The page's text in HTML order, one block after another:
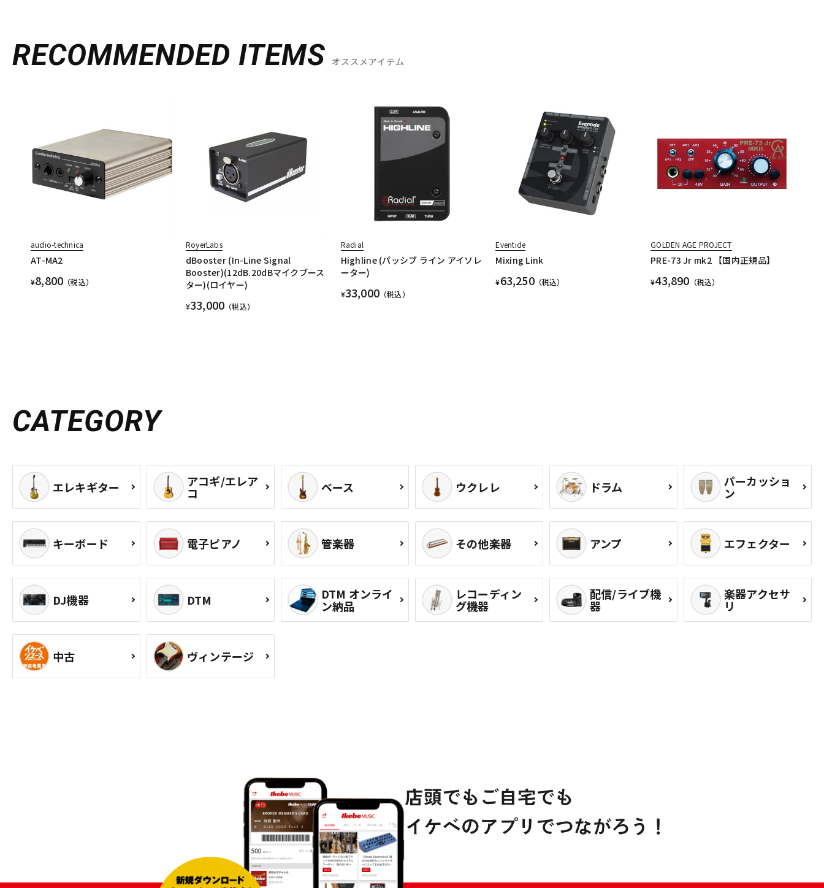
RECOMMENDED ITEMS オススメアイテム
audio-technica
AT-MA2
¥8,800 （税込）
RoyerLabs
dBooster (In-Line Signal
Booster)(12dB.20dBマイクブース
ター)(ロイヤー)
¥33,000 （税込）
Radial
Highline (パッシブ ライン アイソレ
ーター)
¥33,000 （税込）
Eventide
Mixing Link
¥63,250（税込）
GOLDEN AGE PROJECT
PRE-73 Jr mk2 【国内正規品】
¥43,890 （税込）
CATEGORY
エレキギター アコギ/エレア
コ ベース ウクレレ ドラム パーカッショ
ン
キーボード 電子ピアノ 管楽器 その他楽器 アンプ エフェクター
DJ機器 DTM DTM オンライ
ン納品
レコーディン
グ機器
配信/ライブ機
器
楽器アクセサ
リ
中古 ヴィンテージ